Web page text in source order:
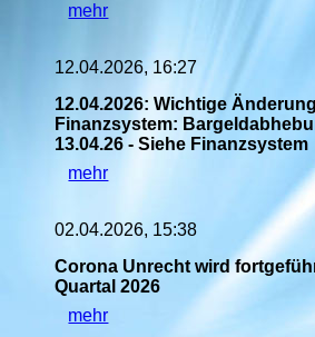
mehr
12.04.2026, 16:27
12.04.2026: Wichtige
Finanzsystem:
13.04.26 - Siehe Finanzsystem
mehr
02.04.2026, 15:38
Corona Unrecht wird
Quartal 2026
mehr